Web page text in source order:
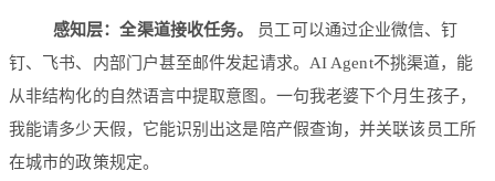
感知层：全渠道接收任务。
员工可以通过企业微信、钉
钉、飞书、内部门户甚至邮件发起请求。AI Agent不挑渠道，能
从非结构化的自然语言中提取意图。一句我老婆下个月生孩子，
我能请多少天假，它能识别出这是陪产假查询，并关联该员工所
在城市的政策规定。